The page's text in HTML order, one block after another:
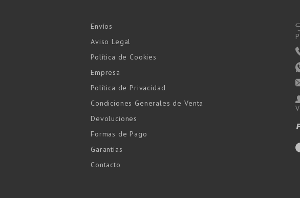
Envíos
Aviso Legal
Política de Cookies
Empresa
Política de Privacidad
Condiciones Generales de Venta
Devoluciones
Formas de Pago
Garantías
Contacto